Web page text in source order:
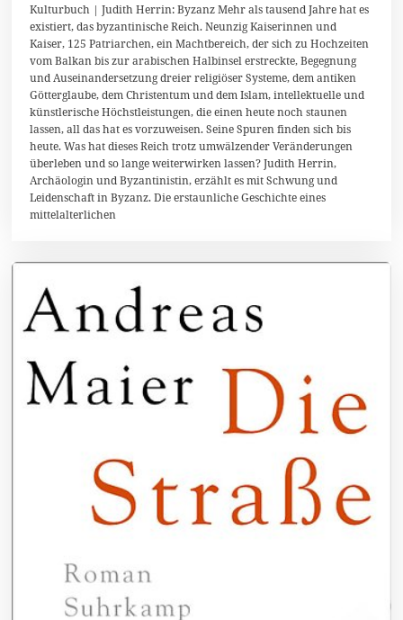
.
A
u
g
u
s
t
2
1
7
Kulturbuch | Judith Herrin: Byzanz Mehr als tausend Jahre hat es
existiert, das byzantinische Reich. Neunzig Kaiserinnen und
Kaiser, 125 Patriarchen, ein Machtbereich, der sich zu Hochzeiten
vom Balkan bis zur arabischen Halbinsel erstreckte, Begegnung
und Auseinandersetzung dreier religiöser Systeme, dem antiken
Götterglaube, dem Christentum und dem Islam, intellektuelle und
künstlerische Höchstleistungen, die einen heute noch staunen
lassen, all das hat es vorzuweisen. Seine Spuren finden sich bis
heute. Was hat dieses Reich trotz umwälzender Veränderungen
überleben und so lange weiterwirken lassen? Judith Herrin,
Archäologin und Byzantinistin, erzählt es mit Schwung und
Leidenschaft in Byzanz. Die erstaunliche Geschichte eines
mittelalterlichen